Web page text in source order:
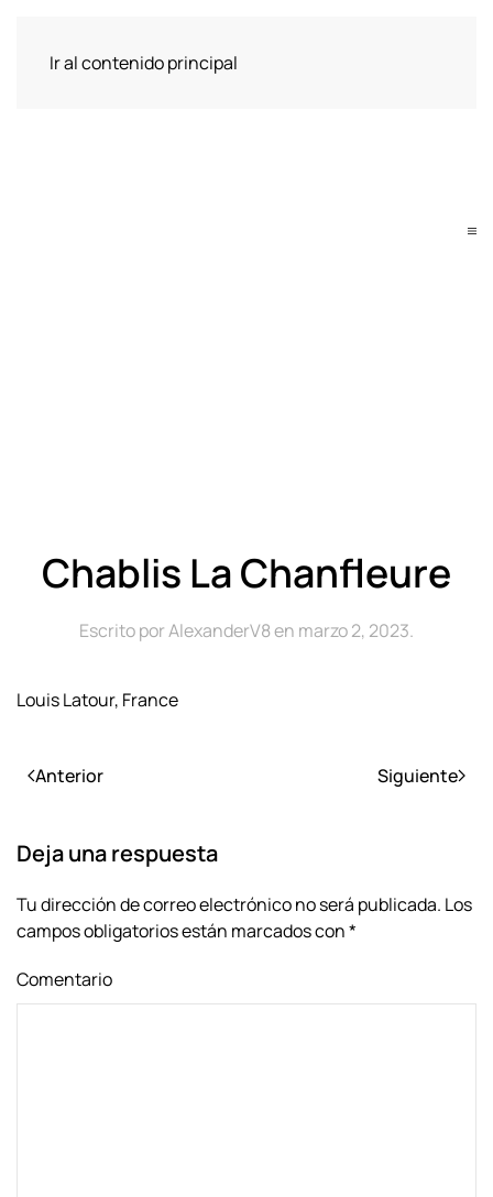
Ir al contenido principal
Chablis La Chanfleure
Escrito porAlexanderV8en marzo 2, 2023.
Louis Latour, France
Anterior Siguiente
Deja una respuesta
Tu dirección de correo electrónico no será publicada. Los
campos obligatorios están marcados con*
Comentario